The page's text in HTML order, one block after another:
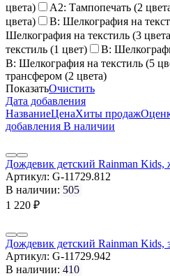
цвета)
A2: Тампопечать (2
цвета)
B: Шелкография на
Шелкография на текстиль (3
текстиль (1 цвет)
B:
B: Шелкография на текстиль (5
трансфером (2 цвета)
ПоказатьОчистить
Дата добавления
НазваниеЦенаХиты продаж
добавления В наличии
Дождевик детский Rainman Kids,
Артикул: G-11729.812
В наличии: 505
1 220 ₽
Дождевик детский Rainman Kids,
Артикул: G-11729.942
В наличии: 410